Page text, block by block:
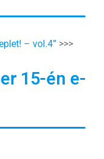
– vol.4” >>>
15-én e-